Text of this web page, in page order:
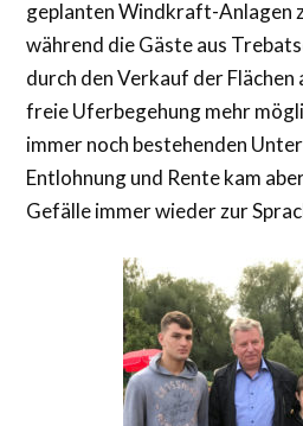
geplanten Windkraft-Anlagen
während die Gäste aus
durch den Verkauf der Flächen
freie Uferbegehung mehr
immer noch bestehenden
Entlohnung und Rente kam
Gefälle immer wieder zur